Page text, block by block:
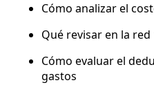
Cómo analizar el
Qué revisar en la red
Cómo evaluar el
gastos